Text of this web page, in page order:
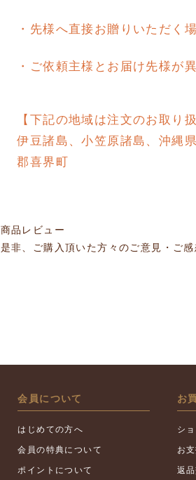
・先様へ直接お贈りいただく
・ご依頼主様とお届け先様が
【下記の地域は注文のお取り
伊豆諸島、小笠原諸島、沖縄
郡喜界町
商品レビュー
是非、ご購入頂いた方々のご意見・ご感
会員について
はじめての方へ
会員の特典について
ポイントについて
お
シ
お
返